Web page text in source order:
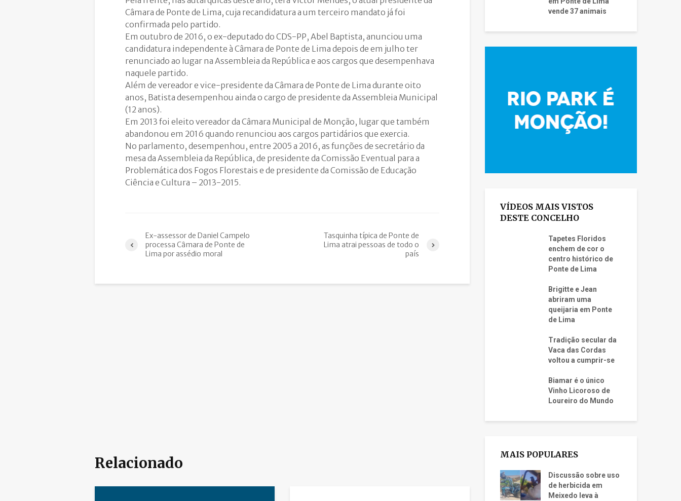
Câmara de Ponte de Lima, cuja recandidatura a um terceiro mandato já foi
confirmada pelo partido.
Em outubro de 2016, o ex-deputado do CDS-PP, Abel Baptista, anunciou uma
candidatura independente à Câmara de Ponte de Lima depois de em julho ter
renunciado ao lugar na Assembleia da República e aos cargos que desempenhava
naquele partido.
Além de vereador e vice-presidente da Câmara de Ponte de Lima durante oito
anos, Batista desempenhou ainda o cargo de presidente da Assembleia Municipal
(12 anos).
Em 2013 foi eleito vereador da Câmara Municipal de Monção, lugar que também
abandonou em 2016 quando renunciou aos cargos partidários que exercia.
No parlamento, desempenhou, entre 2005 a 2016, as funções de secretário da
mesa da Assembleia da República, de presidente da Comissão Eventual para a
Problemática dos Fogos Florestais e de presidente da Comissão de Educação
Ciência e Cultura – 2013-2015.
Ex-assessor de Daniel Campelo
processa Câmara de Ponte de
Lima por assédio moral
Tasquinha típica de Ponte de
Lima atrai pessoas de todo o
país
Relacionado
vende 37 animais
VÍDEOS MAIS VISTOS
DESTE CONCELHO
Tapetes Floridos
enchem de cor o
centro histórico de
Ponte de Lima
Brigitte e Jean
abriram uma
queijaria em Ponte
de Lima
Tradição secular da
Vaca das Cordas
voltou a cumprir-se
Biamar é o único
Vinho Licoroso de
Loureiro do Mundo
MAIS POPULARES
Discussão sobre uso
de herbicida em
Meixedo leva à